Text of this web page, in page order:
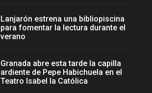
Lanjarón estrena una bibliopiscina
para fomentar la lectura durante el
verano
Granada abre esta tarde la capilla
ardiente de Pepe Habichuela en el
Teatro Isabel la Católica